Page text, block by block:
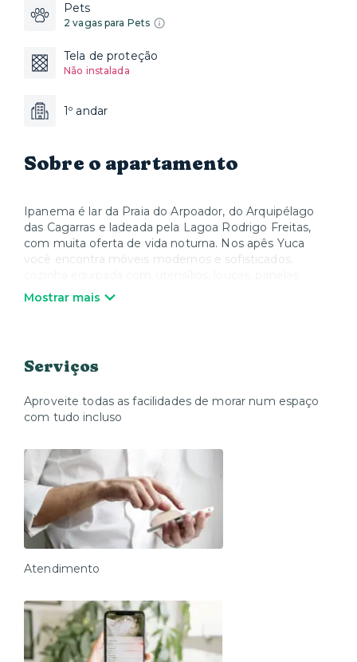
Pets
2 vagas para Pets
Tela de proteção
Não instalada
1º andar
Sobre o apartamento
Ipanema é lar da Praia do Arpoador, do Arquipélago
das Cagarras e ladeada pela Lagoa Rodrigo Freitas,
com muita oferta de vida noturna. Nos apês Yuca
você encontra móveis modernos e sofisticados,
talheres e todos os eletrodomésticos, além de Smart
Mostrar mais
Serviços
Aproveite todas as facilidades de morar num espaço
com tudo incluso
Atendimento